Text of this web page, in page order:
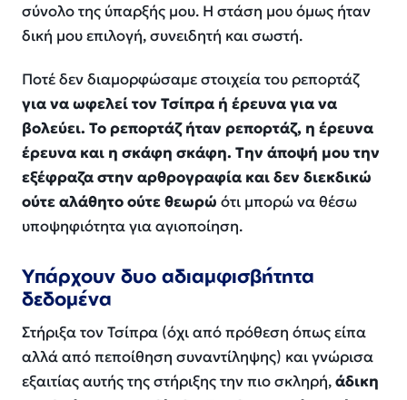
σύνολο της ύπαρξής μου. Η στάση μου όμως ήταν
δική μου επιλογή, συνειδητή και σωστή.
Ποτέ δεν διαμορφώσαμε στοιχεία του ρεπορτάζ
για να ωφελεί τον Τσίπρα ή έρευνα για να
βολεύει. Το ρεπορτάζ ήταν ρεπορτάζ, η έρευνα
έρευνα και η σκάφη σκάφη. Την άποψή μου την
εξέφραζα στην αρθρογραφία και δεν διεκδικώ
ούτε αλάθητο ούτε θεωρώ ότι μπορώ να θέσω
υποψηφιότητα για αγιοποίηση.
Υπάρχουν δυο αδιαμφισβήτητα
δεδομένα
Στήριξα τον Τσίπρα (όχι από πρόθεση όπως είπα
αλλά από πεποίθηση συναντίληψης) και γνώρισα
εξαιτίας αυτής της στήριξης την πιο σκληρή,άδικη